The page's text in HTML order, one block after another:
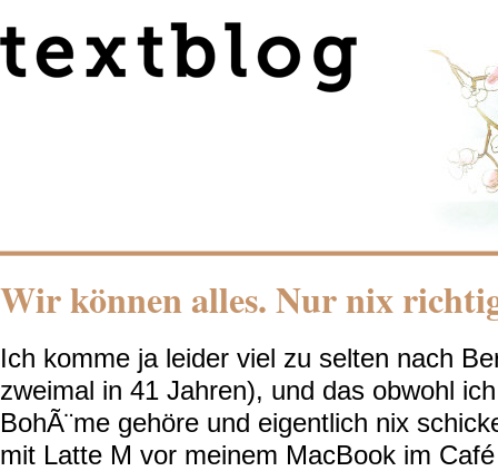
Wir können alles. Nur nix
Ich komme ja leider viel zu selten nach
zweimal in 41 Jahren), und das obwohl
BohÃ¨me gehöre und eigentlich nix
mit Latte M vor meinem MacBook im